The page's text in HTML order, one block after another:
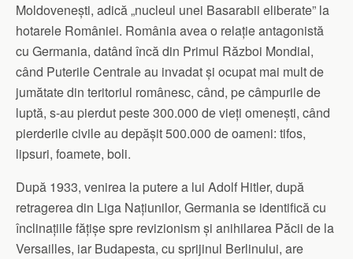
Moldovenești, adică „nucleul unei Basarabii eliberate” la
hotarele României. România avea o relație antagonistă
cu Germania, datând încă din Primul Război Mondial,
când Puterile Centrale au invadat și ocupat mai mult de
jumătate din teritoriul românesc, când, pe câmpurile de
luptă, s-au pierdut peste 300.000 de vieți omenești, când
pierderile civile au depășit 500.000 de oameni: tifos,
lipsuri, foamete, boli.
După 1933, venirea la putere a lui Adolf Hitler, după
retragerea din Liga Națiunilor, Germania se identifică cu
înclinațiile fățișe spre revizionism și anihilarea Păcii de la
Versailles, iar Budapesta, cu sprijinul Berlinului, are